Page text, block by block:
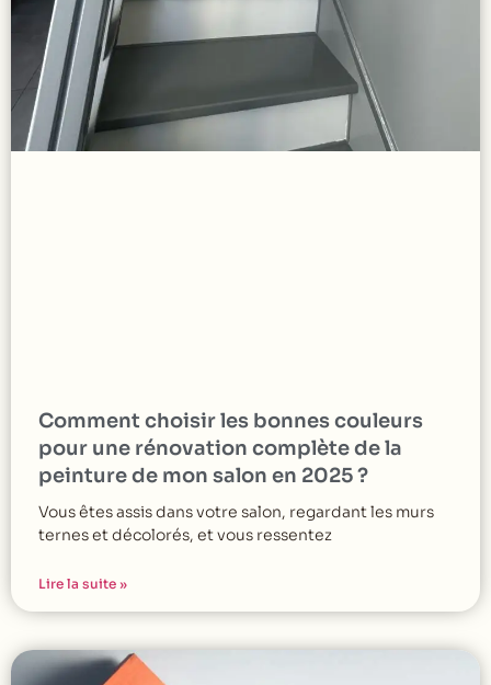
Comment choisir les bonnes couleurs
pour une rénovation complète de la
peinture de mon salon en 2025 ?
Vous êtes assis dans votre salon, regardant les murs
ternes et décolorés, et vous ressentez
Lire la suite »